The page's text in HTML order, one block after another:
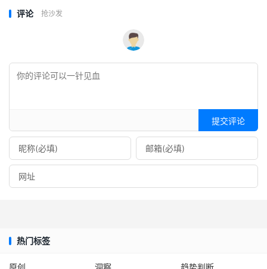
评论 抢沙发
提交评论
热门标签